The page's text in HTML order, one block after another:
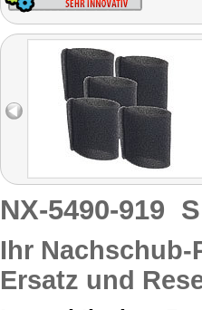
NX-5490-919
Ihr
Ersatz und